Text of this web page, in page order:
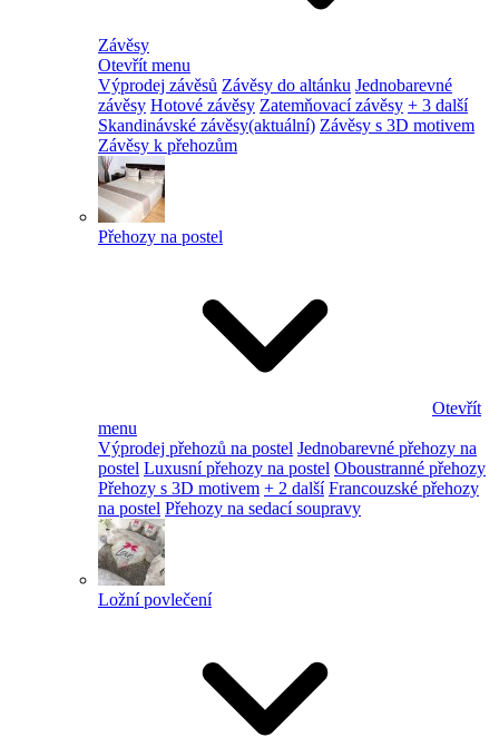
Závěsy
Otevřít menu
Výprodej závěsů Závěsy do altánku Jednobarevné
závěsy Hotové závěsy Zatemňovací závěsy + 3 další
Skandinávské závěsy(aktuální) Závěsy s 3D motivem
Závěsy k přehozům
Přehozy na postel
Otevřít
menu
Výprodej přehozů na postel Jednobarevné přehozy na
postel Luxusní přehozy na postel Oboustranné přehozy
Přehozy s 3D motivem + 2 další Francouzské přehozy
na postel Přehozy na sedací soupravy
Ložní povlečení